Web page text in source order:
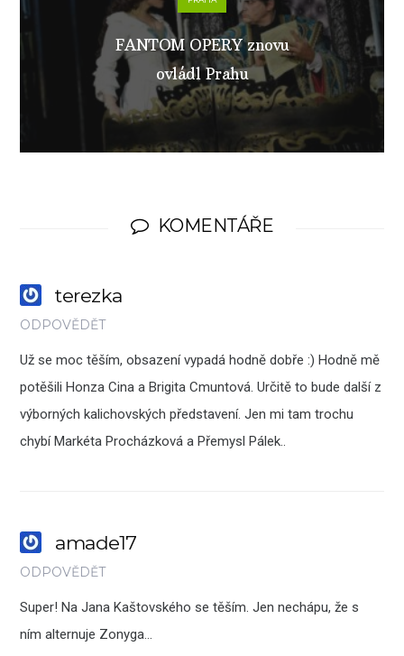
FANTOM OPERY znovu
ovládl Prahu
KOMENTÁŘE
terezka
ODPOVĚDĚT
Už se moc těším, obsazení vypadá hodně dobře :) Hodně mě
potěšili Honza Cina a Brigita Cmuntová. Určitě to bude další z
výborných kalichovských představení. Jen mi tam trochu
chybí Markéta Procházková a Přemysl Pálek..
amade17
ODPOVĚDĚT
Super! Na Jana Kaštovského se těším. Jen nechápu, že s
ním alternuje Zonyga…